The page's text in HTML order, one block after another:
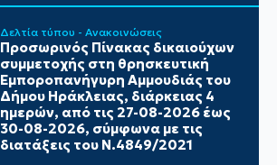
Δελτία τύπου - Ανακοινώσεις
Προσωρινός Πίνακας δικαιούχων
συμμετοχής στη θρησκευτική
Εμποροπανήγυρη Αμμουδιάς του
Δήμου Ηράκλειας, διάρκειας 4
ημερών, από τις 27-08-2026 έως
30-08-2026, σύμφωνα με τις
διατάξεις του Ν.4849/2021